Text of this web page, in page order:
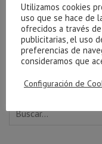
Utilizamos cookies
uso que se hace de
ofrecidos a través
publicitarias, el uso
preferencias de
consideramos que
Configuración de